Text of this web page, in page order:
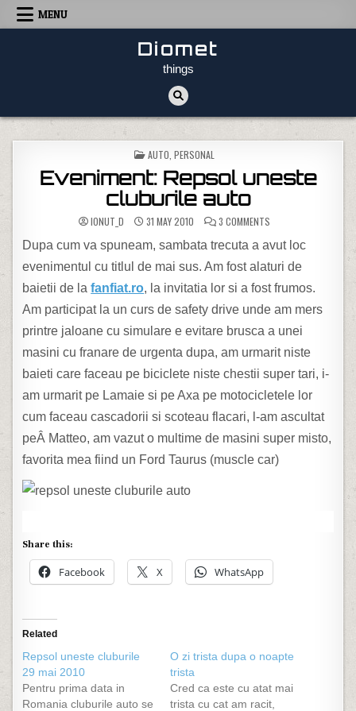
Skip to content
MENU
Diomet
things
POSTED IN
AUTO PERSONAL
Eveniment: Repsol uneste
cluburile auto
IONUT_D 31 MAY 2010 3 COMMENTSON EVENIMENT:
Dupa cum va spuneam, sambata trecuta a avut loc
evenimentul cu titlul de mai sus. Am fost alaturi de
baietii de lafanfiat.ro, la invitatia lor si a fost frumos.
Am participat la un curs de safety drive unde am mers
printre jaloane cu simulare e evitare brusca a unei
masini cu franare de urgenta dupa, am urmarit niste
baieti care faceau pe biciclete niste chestii super tari, i-
am urmarit pe Lamaie si pe Axa pe motocicletele lor
cum faceau cascadorii si scoteau flacari, l-am ascultat
peÂ Matteo, am vazut o multime de masini super misto,
favorita mea fiind un Ford Taurus (muscle car)
Share this:
Facebook X WhatsApp
Related
Repsol uneste cluburile
29 mai 2010
Pentru prima data in
Romania cluburile auto se
O zi trista dupa o noapte
trista
Cred ca este cu atat mai
trista cu cat am racit,